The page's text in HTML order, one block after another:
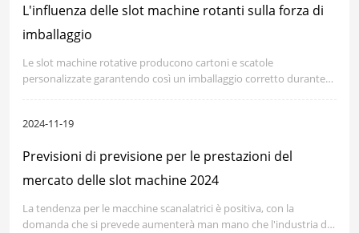
manualmente, è necessaria una manutenzione pianificata per
ridurre al minimo il guasto della macchina e i fattori che portano
all'imprecisione della macchina.
L'influenza delle slot machine rotanti sulla forza di
imballaggio
Le slot machine rotative producono cartoni e scatole
personalizzate garantendo così un imballaggio corretto durante
la combinazione di taglio e pressofusione con flessibilità dà la resa
2024-11-19
Previsioni di previsione per le prestazioni del
mercato delle slot machine 2024
La tendenza per le macchine scanalatrici è positiva, con la
domanda che si prevede aumenterà man mano che l'industria del